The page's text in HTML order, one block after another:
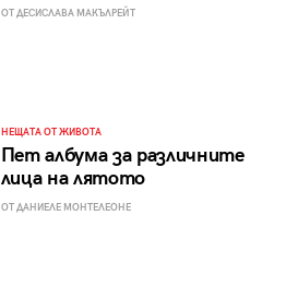
ОТ ДЕСИСЛАВА МАКЪЛРЕЙТ
НЕЩАТА ОТ ЖИВОТА
Пет албума за различните
лица на лятото
ОТ ДАНИЕЛЕ МОНТЕЛЕОНЕ